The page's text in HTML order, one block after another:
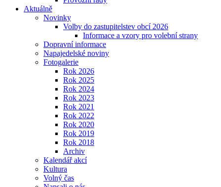
Aktuálně
Novinky
Volby do zastupitelstev obcí 2026
Informace a vzory pro volební strany
Dopravní informace
Napajedelské noviny
Fotogalerie
Rok 2026
Rok 2025
Rok 2024
Rok 2023
Rok 2021
Rok 2022
Rok 2020
Rok 2019
Rok 2018
Archiv
Kalendář akcí
Kultura
Volný čas